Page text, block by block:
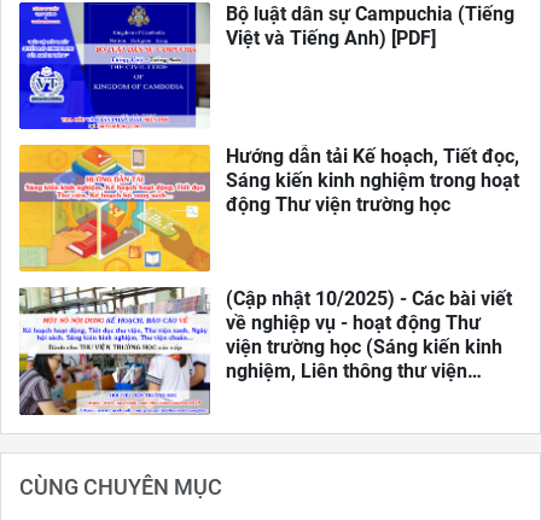
Bộ luật dân sự Campuchia (Tiếng
Việt và Tiếng Anh) [PDF]
Hướng dẫn tải Kế hoạch, Tiết đọc,
Sáng kiến kinh nghiệm trong hoạt
động Thư viện trường học
(Cập nhật 10/2025) - Các bài viết
về nghiệp vụ - hoạt động Thư
viện trường học (Sáng kiến kinh
nghiệm, Liên thông thư viện
CÙNG CHUYÊN MỤC